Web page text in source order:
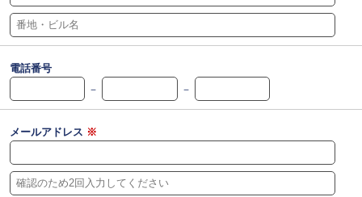
電話番号
－
－
メールアドレス ※